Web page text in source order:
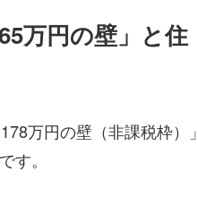
万円の壁」と住
万円の壁（非課税枠）」
です。